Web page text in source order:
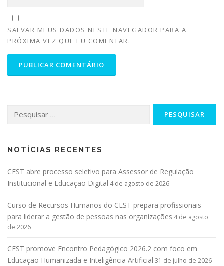
SALVAR MEUS DADOS NESTE NAVEGADOR PARA A
PRÓXIMA VEZ QUE EU COMENTAR.
NOTÍCIAS RECENTES
CEST abre processo seletivo para Assessor de Regulação
Institucional e Educação Digital 4 de agosto de 2026
Curso de Recursos Humanos do CEST prepara profissionais
para liderar a gestão de pessoas nas organizações 4 de agosto
de 2026
CEST promove Encontro Pedagógico 2026.2 com foco em
Educação Humanizada e Inteligência Artificial 31 de julho de 2026